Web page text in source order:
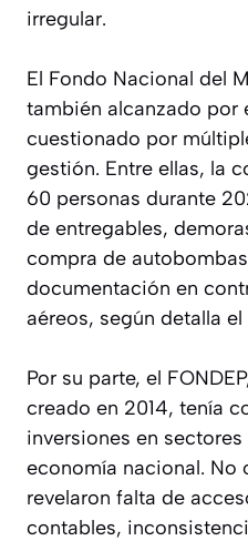
irregular.
El Fondo Nacional del
también alcanzado por
cuestionado por
gestión. Entre ellas, la
60 personas durante
de entregables,
compra de
documentación en
aéreos, según detalla
Por su parte, el
creado en 2014, tenía
inversiones en
economía nacional. No
revelaron falta de
contables,